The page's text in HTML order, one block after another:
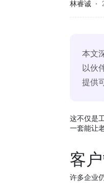
林睿诚 ·
本文
以伙
提供
这不仅是
一套能让
客
许多企业